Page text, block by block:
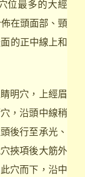
位最多的大經
在頭面部、頸
的正中線上和
明穴，上經眉
，沿頭中線稍
後行至承光、
挾項後大筋外
穴而下，沿中